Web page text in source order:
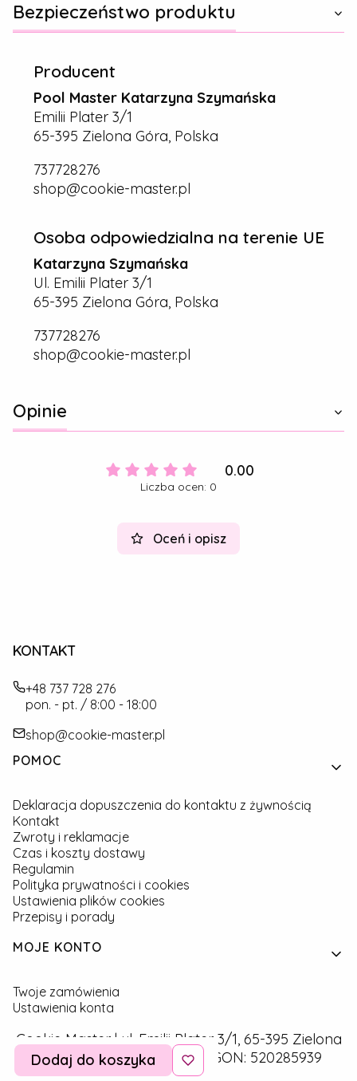
Bezpieczeństwo produktu
Producent
Pool Master Katarzyna Szymańska
Emilii Plater 3/1
65-395 Zielona Góra, Polska
737728276
shop@cookie-master.pl
Osoba odpowiedzialna na terenie UE
Katarzyna Szymańska
Ul. Emilii Plater 3/1
65-395 Zielona Góra, Polska
737728276
shop@cookie-master.pl
Opinie
0.00
Liczba ocen: 0
Oceń i opisz
KONTAKT
+48 737 728 276
pon. - pt. / 8:00 - 18:00
shop@cookie-master.pl
Linki w stopce
POMOC
Deklaracja dopuszczenia do kontaktu z żywnością
Kontakt
Zwroty i reklamacje
Czas i koszty dostawy
Regulamin
Polityka prywatności i cookies
Ustawienia plików cookies
Przepisy i porady
MOJE KONTO
Twoje zamówienia
Ustawienia konta
Cookie Master | ul. Emilii Plater 3/1, 65-395 Zielona
Góra | NIP: 9291757160 | REGON: 520285939
Dodaj do koszyka